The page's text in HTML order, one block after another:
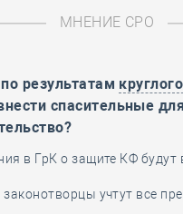
МНЕНИЕ СРО
результатам
спасительные
в ГрК о защите КФ будут
законотворцы учтут все